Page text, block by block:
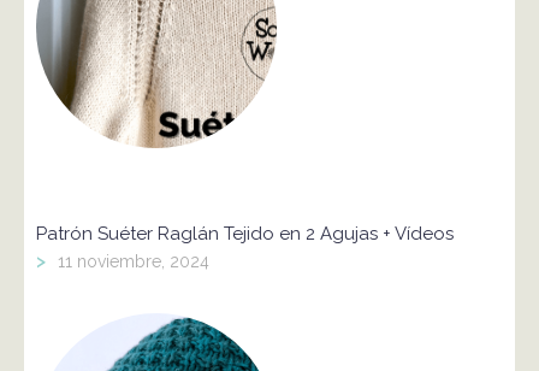
Patrón Suéter Raglán Tejido en 2 Agujas + Vídeos
> 11 noviembre, 2024